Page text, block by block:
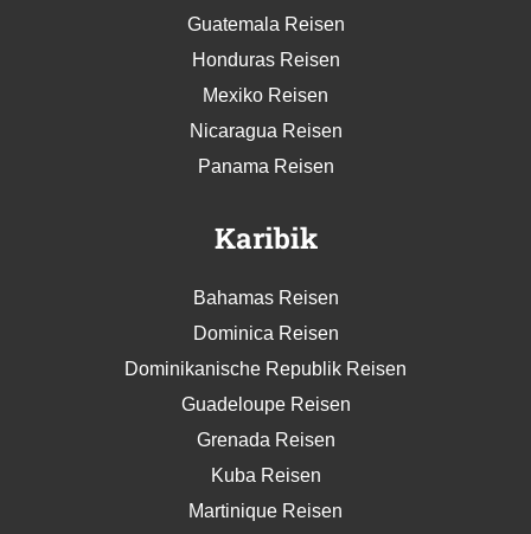
Guatemala Reisen
Honduras Reisen
Mexiko Reisen
Nicaragua Reisen
Panama Reisen
Karibik
Bahamas Reisen
Dominica Reisen
Dominikanische Republik Reisen
Guadeloupe Reisen
Grenada Reisen
Kuba Reisen
Martinique Reisen